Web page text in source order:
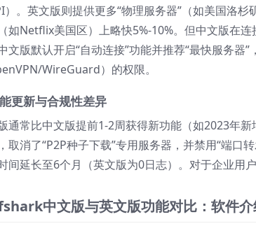
）。英文版则提供更多“物理服务器”（如美国洛
如Netflix美国区）上略快5%-10%。但中文版在
文版默认开启“自动连接”功能并推荐“最快服务器
WireGuard）的权限。
更新与合规性差异
通常比中文版提前1-2周获得新功能（如2023年
取消了“P2P种子下载”专用服务器，并禁用“端口
间延长至6个月（英文版为0日志）。对于企业用
中文版与英文版功能对比：软件